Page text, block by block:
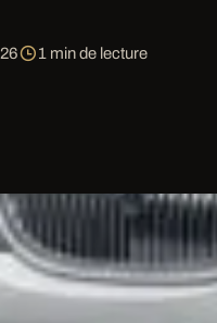
1 min de lecture
— 8 seats, sur devis